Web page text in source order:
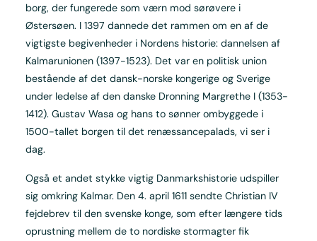
borg, der fungerede som værn mod sørøvere i
Østersøen. I 1397 dannede det rammen om en af de
vigtigste begivenheder i Nordens historie: dannelsen af
Kalmarunionen (1397-1523). Det var en politisk union
bestående af det dansk-norske kongerige og Sverige
under ledelse af den danske Dronning Margrethe I (1353-
1412). Gustav Wasa og hans to sønner ombyggede i
1500-tallet borgen til det renæssancepalads, vi ser i
dag.
Også et andet stykke vigtig Danmarkshistorie udspiller
sig omkring Kalmar. Den 4. april 1611 sendte Christian IV
fejdebrev til den svenske konge, som efter længere tids
oprustning mellem de to nordiske stormagter fik